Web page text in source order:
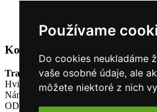
Používame
Do cookies neukladáme
vaše osobné údaje, ale
môžete niektoré z nich
Odstúpiť od zmluvy TU
Kontakt
Trajekt SHOP
Hviezdoslavovo nám. 213,
Námestovo 02901
OD Klinec